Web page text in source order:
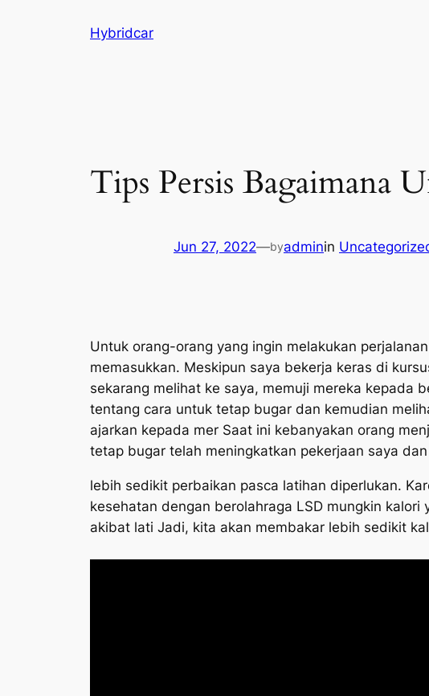
Hybridcar
Tips Persis Bagaimana
Jun 27, 2022—byadminin
Untuk orang-orang yang ingin melakukan
memasukkan. Meskipun saya bekerja keras di
sekarang melihat ke saya, memuji mereka kepada
tentang cara untuk tetap bugar dan kemudian
ajarkan kepada mer Saat ini kebanyakan orang
tetap bugar telah meningkatkan pekerjaan saya
lebih sedikit perbaikan pasca latihan diperlukan.
kesehatan dengan berolahraga LSD mungkin
akibat lati Jadi, kita akan membakar lebih sedikit